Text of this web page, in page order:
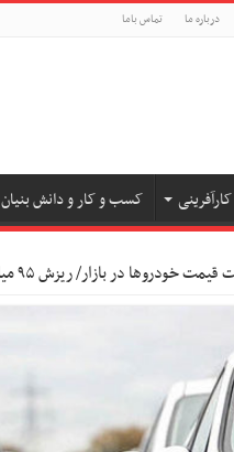
درباره ما تماس باما
کارآفرینی کسب و کار و دانش بنیان
در بازار/ ریزش ۹۵ میلیون تومانی تیگو۸ پرومکس